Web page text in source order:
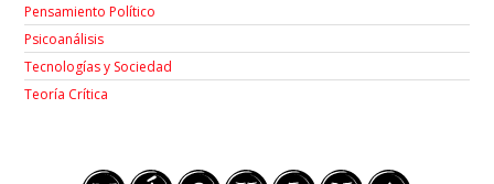
Pensamiento Político
Psicoanálisis
Tecnologías y Sociedad
Teoría Crítica